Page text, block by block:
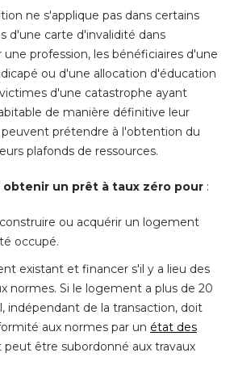
ne s'applique pas dans certains
d'une carte d'invalidité dans
profession, les bénéficiaires d'une
ou d'une allocation d'éducation
d'une catastrophe ayant
de manière définitive leur
peuvent prétendre à l'obtention du
plafonds de ressources.
un prêt à taux zéro pour :
ou acquérir un logement
occupé.
existant et financer s'il y a lieu des
normes. Si le logement a plus de 20
indépendant de la transaction, doit
aux normes par un état des
peut être subordonné aux travaux